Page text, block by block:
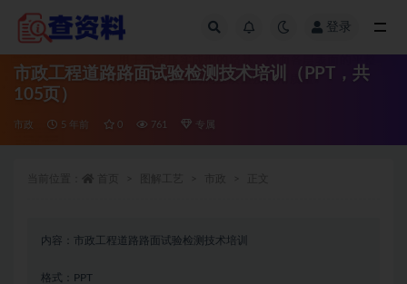
登录
市政工程道路路面试验检测技术培训（PPT，共
105页）
市政 5 年前 0 761 专属
内容：市政工程道路路面试验检测技术培训
格式：PPT